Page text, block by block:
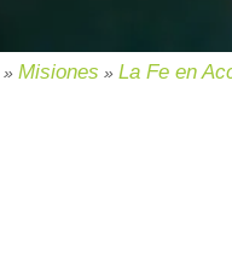
» Misiones » La Fe en